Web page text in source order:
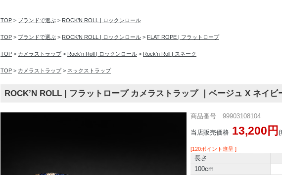
TOP > ブランドで選ぶ > ROCK’N ROLL | ロックンロール
TOP > ブランドで選ぶ > ROCK’N ROLL | ロックンロール > FLAT ROPE | フラットロープ
TOP > カメラストラップ> Rock'n Roll | ロックンロール > Rock'n Roll | スネーク
TOP > カメラストラップ> ネックストラップ
ROCK’N ROLL | フラットロープ カメラストラップ ｜ベージュ X ネイビ
商品番号 99903108104
当店販売価格 13,200円(
[120ポイント進呈 ]
長さ
100cm